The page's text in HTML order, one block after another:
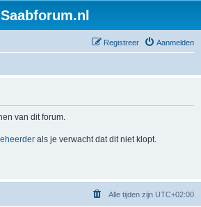
Saabforum.nl
Aanmelden
Registreer
van dit forum.
als je verwacht dat dit niet klopt.
Alle tijden zijn UTC+02:00